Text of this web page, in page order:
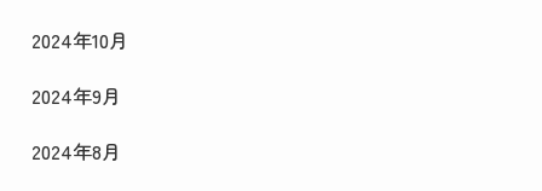
2024年10月
2024年9月
2024年8月